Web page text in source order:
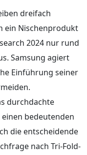
dreifach
ein Nischenprodukt
2024 nur rund
Samsung agiert
Einführung seiner
durchdachte
einen bedeutenden
die entscheidende
nach Tri-Fold-